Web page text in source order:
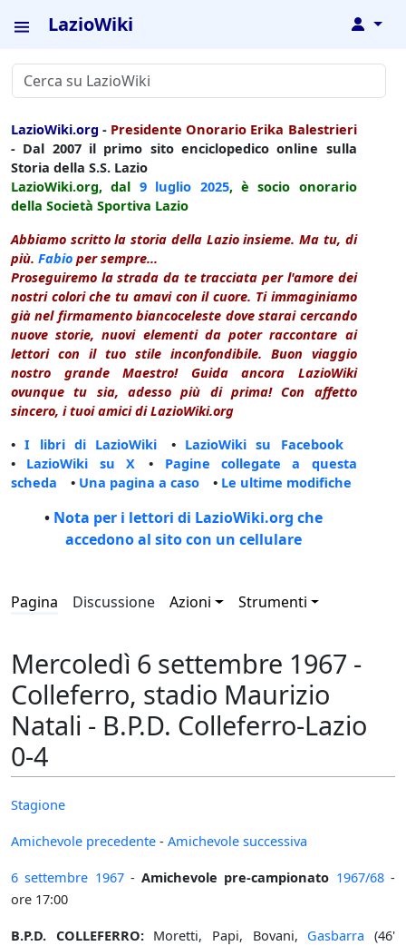
LazioWiki ↓
LazioWiki.org - Presidente Onorario Erika Balestrieri
- Dal 2007 il primo sito enciclopedico online sulla
Storia della S.S. Lazio
LazioWiki.org, dal 9 luglio 2025, è socio onorario
della Società Sportiva Lazio
Abbiamo scritto la storia della Lazio insieme. Ma tu, di
più. Fabio per sempre...
Proseguiremo la strada da te tracciata per l'amore dei
nostri colori che tu amavi con il cuore. Ti immaginiamo
già nel firmamento biancoceleste dove starai cercando
nuove storie, nuovi elementi da poter raccontare ai
lettori con il tuo stile inconfondibile. Buon viaggio
nostro grande Maestro! Guida ancora LazioWiki
ovunque tu sia, adesso più di prima! Con affetto
sincero, i tuoi amici di LazioWiki.org
•I libri di LazioWiki • LazioWiki su Facebook
• LazioWiki su X • Pagine collegate a questa
scheda • Una pagina a caso • Le ultime modifiche
• Nota per i lettori di LazioWiki.org che
accedono al sito con un cellulare
Pagina Discussione Azioni Strumenti
Mercoledì 6 settembre 1967 -
Colleferro, stadio Maurizio
Natali - B.P.D. Colleferro-Lazio
0-4
Stagione
Amichevole precedente - Amichevole successiva
6 settembre 1967-Amichevole pre-campionato 1967/68-
ore 17:00
B.P.D. COLLEFERRO:Moretti, Papi, Bovani, Gasbarra (46'